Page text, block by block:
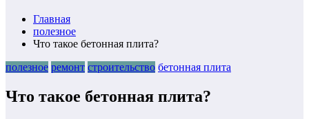
Главная
полезное
Что такое бетонная плита?
полезное ремонт строительство бетонная плита
Что такое бетонная плита?